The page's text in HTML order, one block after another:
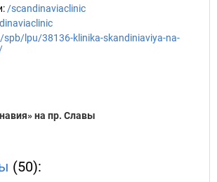
: /scandinaviaclinic
/spb/lpu/38136-klinika-skandiniaviya-na-
на пр. Славы
(50):